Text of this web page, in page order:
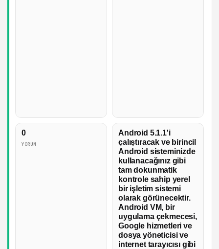
0
YORUM
Android 5.1.1'i
çalıştıracak ve birincil
Android sisteminizde
kullanacağınız gibi
tam dokunmatik
kontrole sahip yerel
bir işletim sistemi
olarak görünecektir.
Android VM, bir
uygulama çekmecesi,
Google hizmetleri ve
dosya yöneticisi ve
internet tarayıcısı gibi